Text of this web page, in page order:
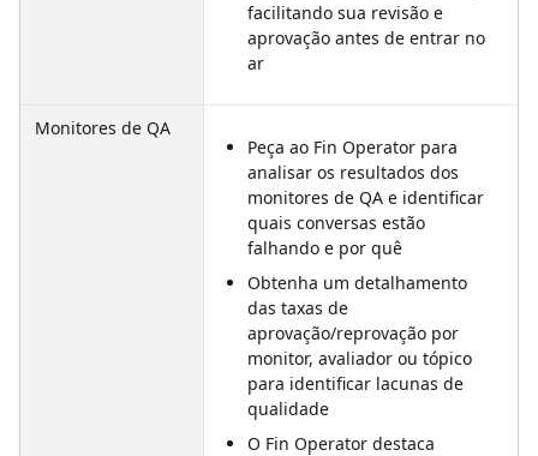
facilitando sua revisão e
aprovação antes de entrar no
ar
Monitores de QA
Peça ao Fin Operator para
analisar os resultados dos
monitores de QA e identificar
quais conversas estão
falhando e por quê
Obtenha um detalhamento
das taxas de
aprovação/reprovação por
monitor, avaliador ou tópico
para identificar lacunas de
qualidade
O Fin Operator destaca